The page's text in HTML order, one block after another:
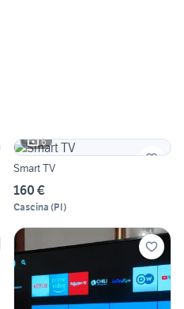
6
Smart TV
160 €
Cascina (PI)